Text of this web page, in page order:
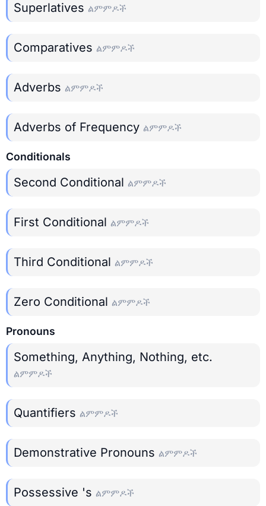
Superlatives ልምምዶች
Comparatives ልምምዶች
Adverbs ልምምዶች
Adverbs of Frequency ልምምዶች
Conditionals
Second Conditional ልምምዶች
First Conditional ልምምዶች
Third Conditional ልምምዶች
Zero Conditional ልምምዶች
Pronouns
Something, Anything, Nothing, etc.
ልምምዶች
Quantifiers ልምምዶች
Demonstrative Pronouns ልምምዶች
Possessive 's ልምምዶች